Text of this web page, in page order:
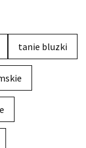
tanie bluzki